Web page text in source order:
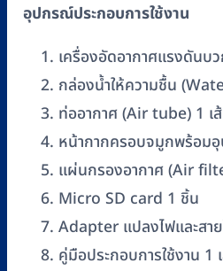
อุปกรณ์ประกอบการใช้งาน
เครื่องอัดอากาศแรงดันบ
กล่องน้ำให้ความชื้น
ท่ออากาศ (Air tube) 1 เ
หน้ากากครอบจมูกพร้อม
แผ่นกรองอากาศ (Air
Micro SD card 1 ชิ้น
Adapter แปลงไฟและสา
คู่มือประกอบการใช้งาน 1